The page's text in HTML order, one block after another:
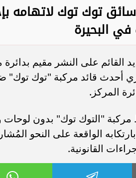
توك توك لاتهامه
في البحيرة
القائم على النشر مقيم
الجاري أحدث قائد مركبة "توك
المركز.
"التوك توك" بدون لوحات
الواقعة على النحو
القانونية.